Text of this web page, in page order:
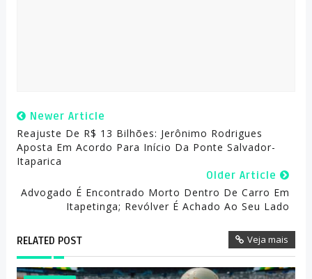
Newer Article
Reajuste De R$ 13 Bilhões: Jerônimo Rodrigues
Aposta Em Acordo Para Início Da Ponte Salvador-
Itaparica
Older Article
Advogado É Encontrado Morto Dentro De Carro Em
Itapetinga; Revólver É Achado Ao Seu Lado
RELATED POST Veja mais